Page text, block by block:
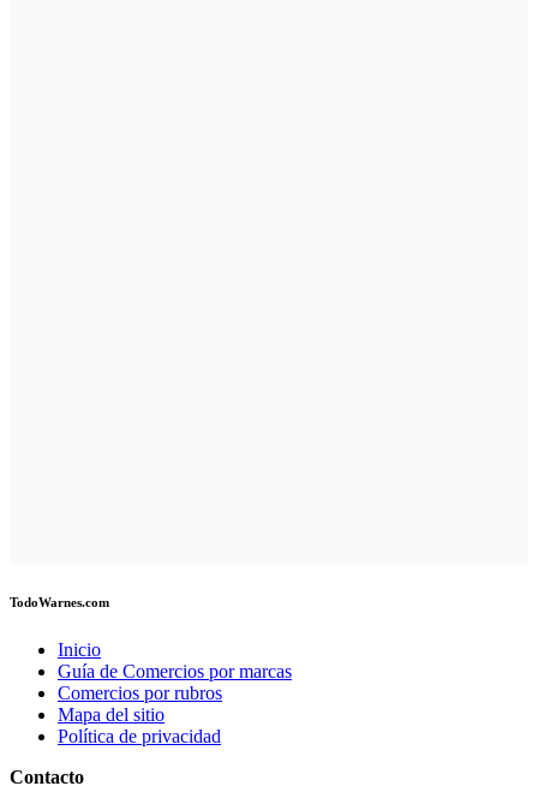
TodoWarnes.com
Inicio
Guía de Comercios por marcas
Comercios por rubros
Mapa del sitio
Política de privacidad
Contacto